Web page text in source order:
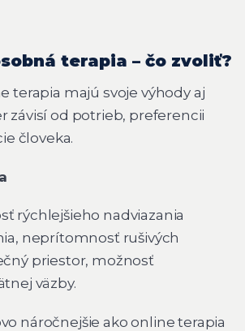
terapia – čo zvoliť?
terapia majú svoje výhody aj
závisí od potrieb, preferencii
človeka.
rýchlejšieho nadviazania
neprítomnosť rušivých
priestor, možnosť
väzby.
náročnejšie ako online terapia